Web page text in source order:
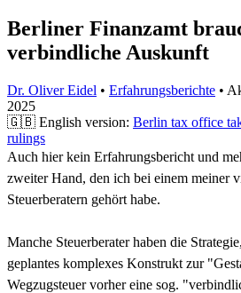
Berliner Finanzamt
verbindliche Auskunft
Dr. Oliver Eidel • Erfahrungsberichte •
2025
🇬🇧 English version: Berlin tax office
rulings
Auch hier kein Erfahrungsbericht und
zweiter Hand, den ich bei einem meiner
Steuerberatern gehört habe.
Manche Steuerberater haben die
geplantes komplexes Konstrukt zur
Wegzugsteuer vorher eine sog.